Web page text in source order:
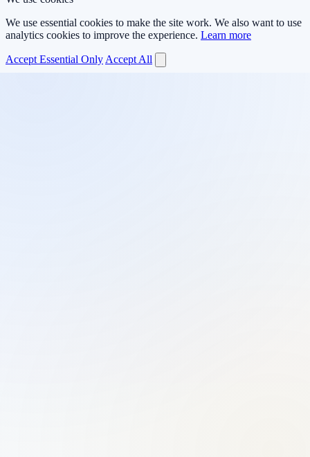
We use essential cookies to make the site work. We also want to use
analytics cookies to improve the experience. Learn more
Accept Essential Only Accept All